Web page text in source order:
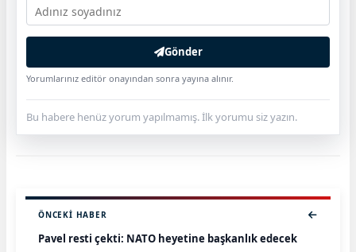
Gönder
Yorumlarınız editör onayından sonra yayına alınır.
Bu habere henüz yorum yapılmamış. İlk yorumu siz yazın.
ÖNCEKI HABER
Pavel resti çekti: NATO heyetine başkanlık edecek